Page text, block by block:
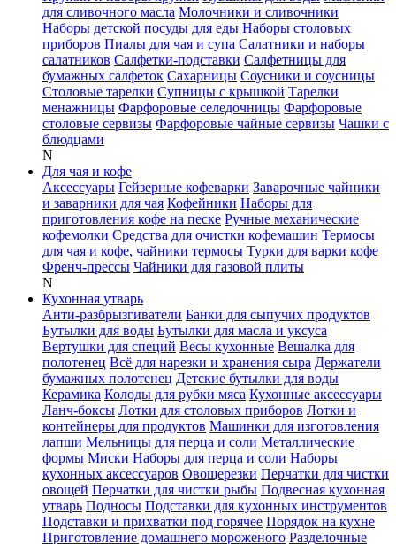
для сливочного масла Молочники и сливочники
Наборы детской посуды для еды Наборы столовых
приборов Пиалы для чая и супа Салатники и наборы
салатников Салфетки-подставки Салфетницы для
бумажных салфеток Сахарницы Соусники и соусницы
Столовые тарелки Супницы с крышкой Тарелки
менажницы Фарфоровые селедочницы Фарфоровые
столовые сервизы Фарфоровые чайные сервизы Чашки с
блюдцами
N
Для чая и кофе
Аксессуары Гейзерные кофеварки Заварочные чайники
и заварники для чая Кофейники Наборы для
приготовления кофе на песке Ручные механические
кофемолки Средства для очистки кофемашин Термосы
для чая и кофе, чайники термосы Турки для варки кофе
Френч-прессы Чайники для газовой плиты
N
Кухонная утварь
Анти-разбрызгиватели Банки для сыпучих продуктов
Бутылки для воды Бутылки для масла и уксуса
Вертушки для специй Весы кухонные Вешалка для
полотенец Всё для нарезки и хранения сыра Держатели
бумажных полотенец Детские бутылки для воды
Керамика Колоды для рубки мяса Кухонные аксессуары
Ланч-боксы Лотки для столовых приборов Лотки и
контейнеры для продуктов Машинки для изготовления
лапши Мельницы для перца и соли Металлические
формы Миски Наборы для перца и соли Наборы
кухонных аксессуаров Овощерезки Перчатки для чистки
овощей Перчатки для чистки рыбы Подвесная кухонная
утварь Подносы Подставки для кухонных инструментов
Подставки и прихватки под горячее Порядок на кухне
Приготовление домашнего мороженого Разделочные